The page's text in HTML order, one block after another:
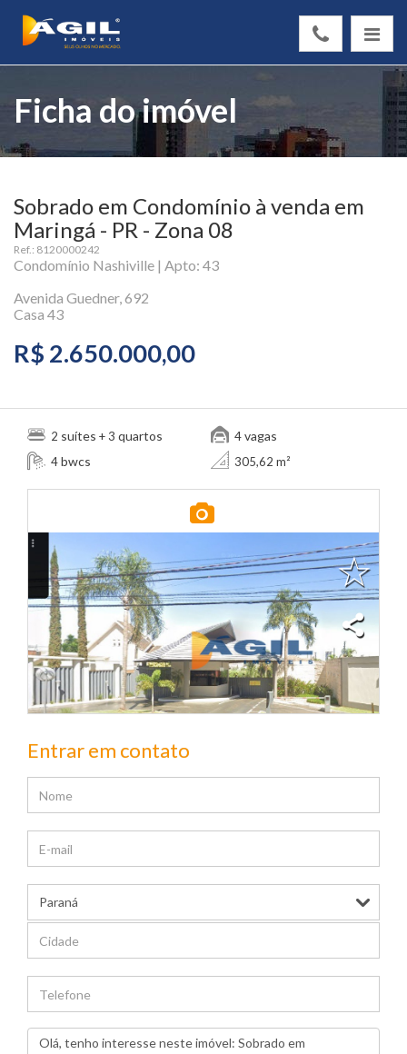
Ficha do imóvel
Sobrado em Condomínio à venda em
Maringá - PR - Zona 08
Ref.: 8120000242
Condomínio Nashiville | Apto: 43
Avenida Guedner, 692
Casa 43
R$ 2.650.000,00
2 suítes + 3 quartos
4bwcs
4vagas
305,62 m²
Entrar em contato